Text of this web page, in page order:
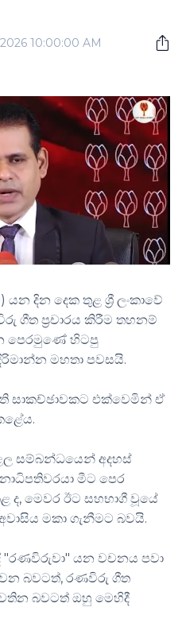
10:00:00 AM
යන දින දෙක තුළ ශ්‍රී ලංකාවේ
ගීත ප්‍රචාරය කිරීම තහනම්
පෙරමුණේ හිටපු
මහතා පවසයි.
සාකච්ඡාවකට එක්වෙමින් ඒ
සම්බන්ධයෙන් අදහස්
මීට පෙර
මෙවර ඊට සහභාගී වූයේ
මකා ගැනීමට බවයි.
යන වචනය පවා
බවටත්, රණවිරු ගීත
බවටත් ඔහු මෙහිදී